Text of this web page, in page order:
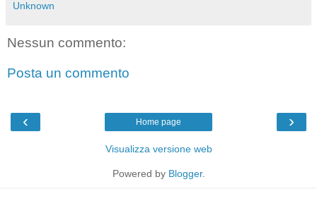
Unknown
Nessun commento:
Posta un commento
‹ ›
Home page
Visualizza versione web
Powered by Blogger.